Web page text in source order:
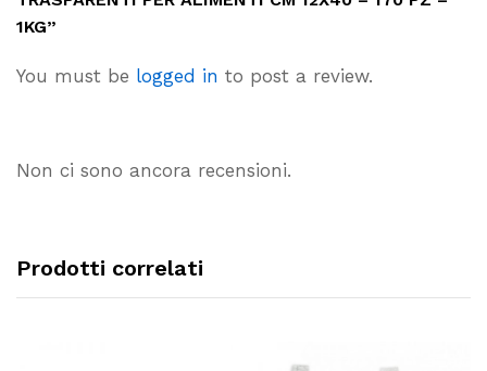
1KG”
You must be logged in to post a review.
Non ci sono ancora recensioni.
Prodotti correlati